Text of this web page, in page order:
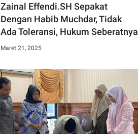
Zainal Effendi.SH Sepakat
Dengan Habib Muchdar, Tidak
Ada Toleransi, Hukum Seberatnya
Maret 21, 2025